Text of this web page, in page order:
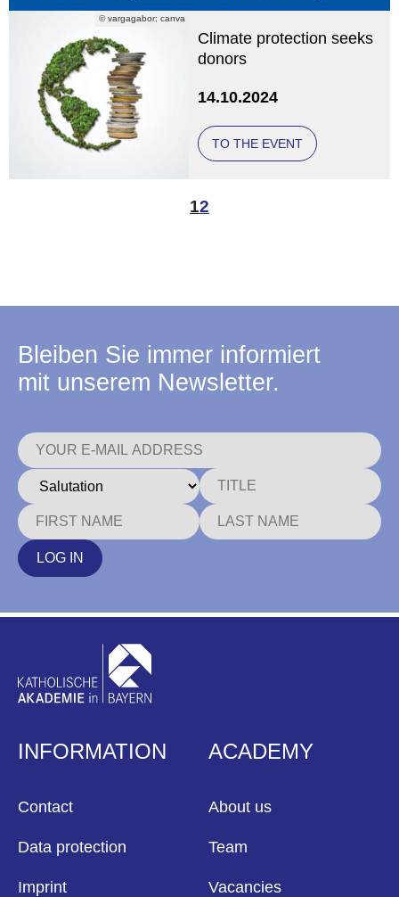
© vargagabor; canva
Climate protection seeks
donors
14.10.2024
TO THE EVENT
12
Bleiben Sie immer informiert
mit unserem Newsletter.
LOG IN
INFORMATION
Contact
Data protection
Imprint
ACADEMY
About us
Team
Vacancies